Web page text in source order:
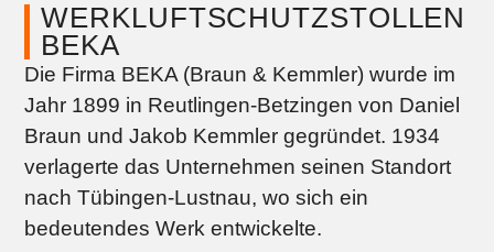
WERKLUFTSCHUTZSTOLLEN
BEKA
Die Firma BEKA (Braun & Kemmler) wurde im
Jahr 1899 in Reutlingen-Betzingen von Daniel
Braun und Jakob Kemmler gegründet. 1934
verlagerte das Unternehmen seinen Standort
nach Tübingen-Lustnau, wo sich ein
bedeutendes Werk entwickelte.